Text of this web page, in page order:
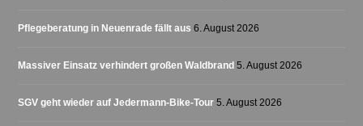
Pflegeberatung in Neuenrade fällt aus 6. August 2026
Massiver Einsatz verhindert großen Waldbrand 5. August 2026
SGV geht wieder auf Jedermann-Bike-Tour 5. August 2026